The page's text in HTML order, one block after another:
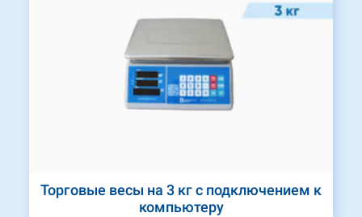
Торговые весы на 3 кг с подключением к
компьютеру